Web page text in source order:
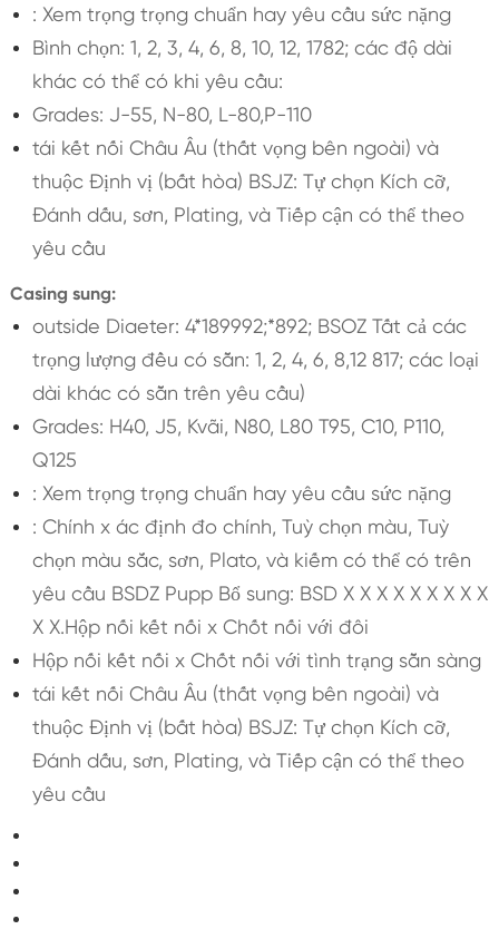
: Xem trọng trọng chuẩn hay yêu cầu sức nặng
Bình chọn: 1, 2, 3, 4, 6, 8, 10, 12, 1782; các độ dài
khác có thể có khi yêu cầu:
Grades: J-55, N-80, L-80,P-110
tái kết nối Châu Âu (thất vọng bên ngoài) và
thuộc Định vị (bất hòa) BSJZ: Tự chọn Kích cỡ,
Đánh dấu, sơn, Plating, và Tiếp cận có thể theo
yêu cầu
Casing sung:
outside Diaeter: 4*189992;*892; BSOZ Tất cả các
trọng lượng đều có sẵn: 1, 2, 4, 6, 8,12 817; các loại
dài khác có sẵn trên yêu cầu)
Grades: H40, J5, Kvãi, N80, L80 T95, C10, P110,
Q125
: Xem trọng trọng chuẩn hay yêu cầu sức nặng
: Chính x ác định đo chính, Tuỳ chọn màu, Tuỳ
chọn màu sắc, sơn, Plato, và kiếm có thể có trên
yêu cầu BSDZ Pupp Bổ sung: BSD X X X X X X X X X
X X.Hộp nối kết nối x Chốt nối với đôi
Hộp nối kết nối x Chốt nối với tình trạng sẵn sàng
tái kết nối Châu Âu (thất vọng bên ngoài) và
thuộc Định vị (bất hòa) BSJZ: Tự chọn Kích cỡ,
Đánh dấu, sơn, Plating, và Tiếp cận có thể theo
yêu cầu